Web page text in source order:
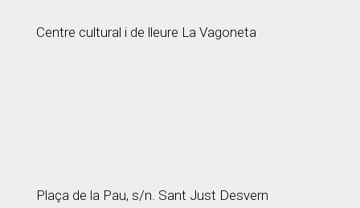
Centre cultural i de lleure La Vagoneta
Plaça de la Pau, s/n. Sant Just Desvern